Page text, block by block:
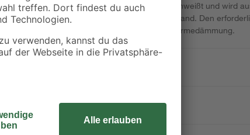
Das Innenrohr ist durchgehend stumpfnahtgeschweißt und wird
bietet Schutz gegen Korrosion und gegen Rußbrand. Den
gewährleistet eine hochwertige Mineralfaser-Wärmedämmung.